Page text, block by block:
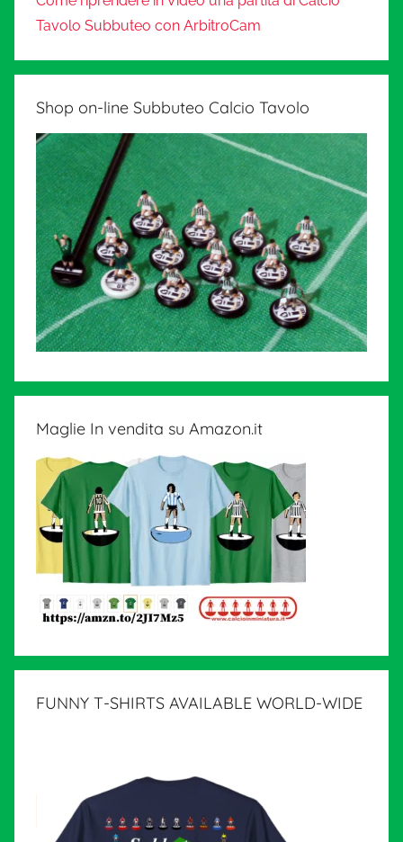
Tavolo Subbuteo con ArbitroCam
Shop on-line Subbuteo Calcio Tavolo
Maglie In vendita su Amazon.it
FUNNY T-SHIRTS AVAILABLE WORLD-WIDE